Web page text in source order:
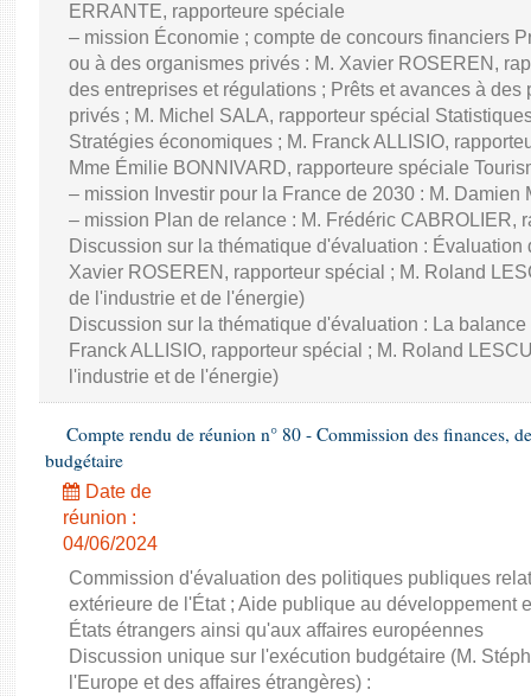
ERRANTE, rapporteure spéciale
– mission Économie ; compte de concours financiers
ou à des organismes privés : M. Xavier ROSEREN,
des entreprises et régulations ; Prêts et avances à
privés ; M. Michel SALA, rapporteur spécial
Stratégies économiques ; M. Franck ALLISIO,
Mme Émilie BONNIVARD, rapporteure spéciale
– mission Investir pour la France de 2030 : M. Damien
– mission Plan de relance : M. Frédéric CABROLIER,
Discussion sur la thématique d'évaluation :
Xavier ROSEREN, rapporteur spécial ; M. Roland
de l'industrie et de l'énergie)
Discussion sur la thématique d'évaluation : La
Franck ALLISIO, rapporteur spécial ; M. Roland
l'industrie et de l'énergie)
Compte rendu de réunion n° 80 - Commission des finances,
budgétaire
Date de
réunion :
04/06/2024
Commission d'évaluation des politiques publiques
extérieure de l'État ; Aide publique au développement
États étrangers ainsi qu'aux affaires européennes
Discussion unique sur l'exécution budgétaire (M.
l'Europe et des affaires étrangères) :